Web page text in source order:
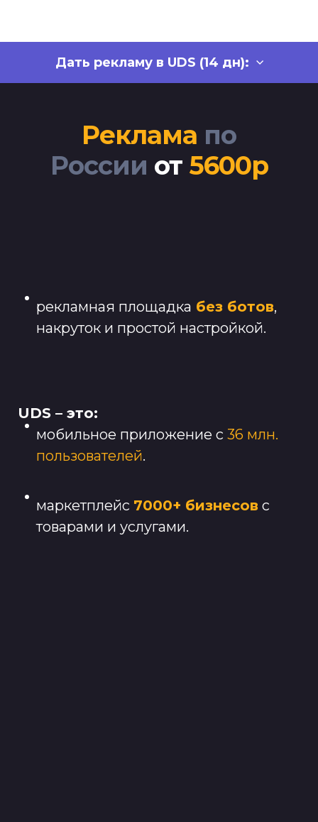
Дать рекламу в UDS (14 дн):
Реклама по
России от5600р
рекламная площадка без ботов,
накруток и простой настройкой.
UDS – это:
мобильное приложение с 36 млн.
пользователей.
маркетплейс 7000+ бизнесов с
товарами и услугами.